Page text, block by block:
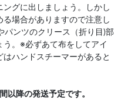
グに出しましょう。しかし
場合がありますので注意し
パンツのクリース（折り目)部
。※必ずあて布をしてアイ
ハンドスチーマーがあると
以降の発送予定です。